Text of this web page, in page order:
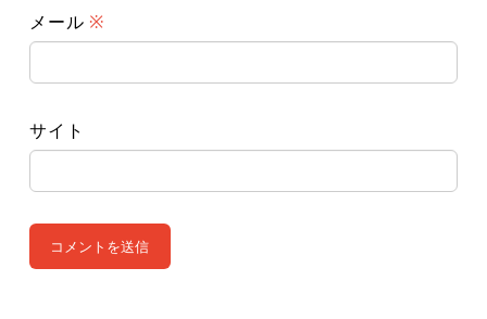
メール ※
サイト